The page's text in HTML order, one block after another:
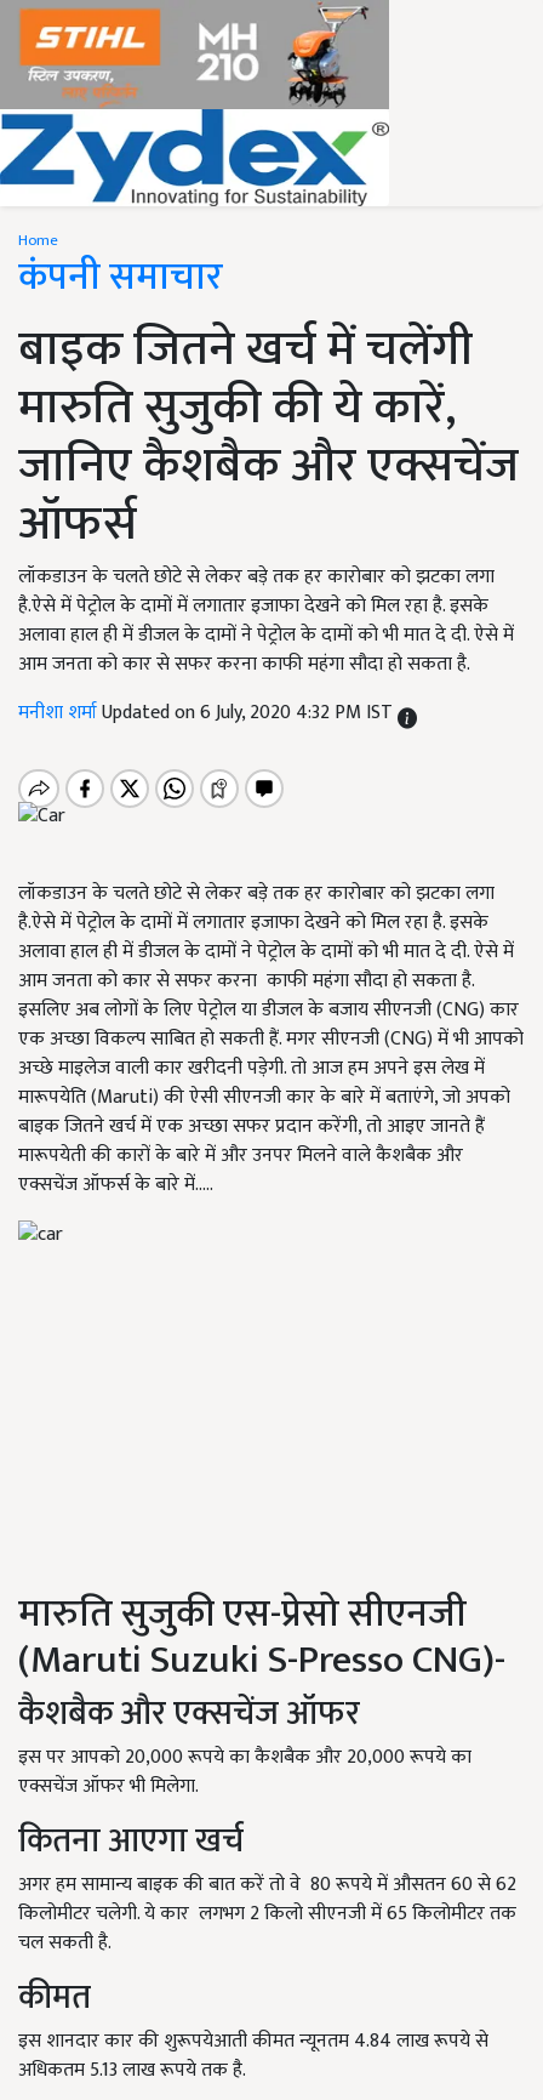
Home
कंपनी समाचार
बाइक जितने खर्च में चलेंगी
मारुति सुजुकी की ये कारें,
जानिए कैशबैक और एक्सचेंज
ऑफर्स
लॉकडाउन के चलते छोटे से लेकर बड़े तक हर कारोबार को झटका लगा
है.ऐसे में पेट्रोल के दामों में लगातार इजाफा देखने को मिल रहा है. इसके
अलावा हाल ही में डीजल के दामों ने पेट्रोल के दामों को भी मात दे दी. ऐसे में
आम जनता को कार से सफर करना काफी महंगा सौदा हो सकता है.
मनीशा शर्माUpdated on 6 July, 2020 4:32 PM IST
लॉकडाउन के चलते छोटे से लेकर बड़े तक हर कारोबार को झटका लगा
है.ऐसे में पेट्रोल के दामों में लगातार इजाफा देखने को मिल रहा है. इसके
अलावा हाल ही में डीजल के दामों ने पेट्रोल के दामों को भी मात दे दी. ऐसे में
आम जनता को कार से सफर करना काफी महंगा सौदा हो सकता है.
इसलिए अब लोगों के लिए पेट्रोल या डीजल के बजाय सीएनजी (CNG) कार
एक अच्छा विकल्प साबित हो सकती हैं. मगर सीएनजी (CNG) में भी आपको
अच्छे माइलेज वाली कार खरीदनी पड़ेगी. तो आज हम अपने इस लेख में
मारूपयेति (Maruti) की ऐसी सीएनजी कार के बारे में बताएंगे, जो अपको
बाइक जितने खर्च में एक अच्छा सफर प्रदान करेंगी, तो आइए जानते हैं
मारूपयेती की कारों के बारे में और उनपर मिलने वाले कैशबैक और
एक्सचेंज ऑफर्स के बारे में.....
मारुति सुजुकी एस-प्रेसो सीएनजी
(Maruti Suzuki S-Presso CNG)-
कैशबैक और एक्सचेंज ऑफर
इस पर आपको 20,000 रूपये का कैशबैक और 20,000 रूपये का
एक्सचेंज ऑफर भी मिलेगा.
कितना आएगा खर्च
अगर हम सामान्य बाइक की बात करें तो वे 80 रूपये में औसतन 60 से 62
किलोमीटर चलेगी. ये कार लगभग 2 किलो सीएनजी में 65 किलोमीटर तक
चल सकती है.
कीमत
इस शानदार कार की शुरूपयेआती कीमत न्यूनतम 4.84 लाख रूपये से
अधिकतम 5.13 लाख रूपये तक है.